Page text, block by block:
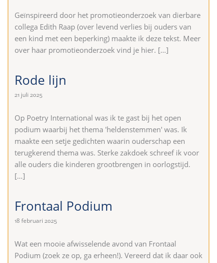
Geïnspireerd door het promotieonderzoek van dierbare
collega Edith Raap (over levend verlies bij ouders van
een kind met een beperking) maakte ik deze tekst. Meer
over haar promotieonderzoek vind je hier. […]
Rode lijn
21 juli 2025
Op Poetry International was ik te gast bij het open
podium waarbij het thema 'heldenstemmen' was. Ik
maakte een setje gedichten waarin ouderschap een
terugkerend thema was. Sterke zakdoek schreef ik voor
alle ouders die kinderen grootbrengen in oorlogstijd.
[…]
Frontaal Podium
18 februari 2025
Wat een mooie afwisselende avond van Frontaal
Podium (zoek ze op, ga erheen!). Vereerd dat ik daar ook